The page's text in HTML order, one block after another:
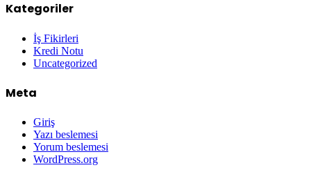
Kategoriler
İş Fikirleri
Kredi Notu
Uncategorized
Meta
Giriş
Yazı beslemesi
Yorum beslemesi
WordPress.org